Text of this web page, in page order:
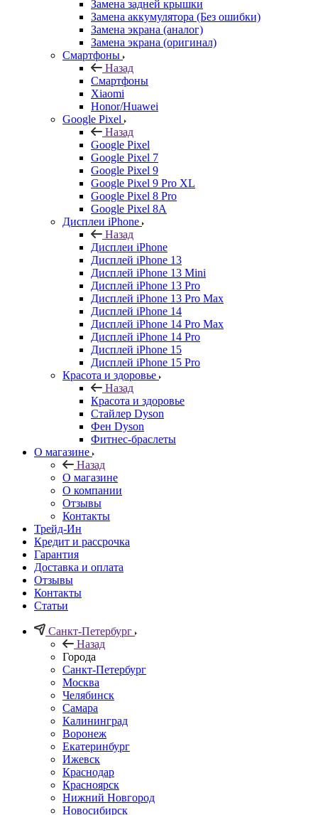
Замена задней крышки
Замена аккумулятора (Без ошибки)
Замена экрана (аналог)
Замена экрана (оригинал)
Смартфоны
Назад
Смартфоны
Xiaomi
Honor/Huawei
Google Pixel
Назад
Google Pixel
Google Pixel 7
Google Pixel 9
Google Pixel 9 Pro XL
Google Pixel 8 Pro
Google Pixel 8A
Дисплеи iPhone
Назад
Дисплеи iPhone
Дисплей iPhone 13
Дисплей iPhone 13 Mini
Дисплей iPhone 13 Pro
Дисплей iPhone 13 Pro Max
Дисплей iPhone 14
Дисплей iPhone 14 Pro Max
Дисплей iPhone 14 Pro
Дисплей iPhone 15
Дисплей iPhone 15 Pro
Красота и здоровье
Назад
Красота и здоровье
Стайлер Dyson
Фен Dyson
Фитнес-браслеты
О магазине
Назад
О магазине
О компании
Отзывы
Контакты
Трейд-Ин
Кредит и рассрочка
Гарантия
Доставка и оплата
Отзывы
Контакты
Статьи
Санкт-Петербург
Назад
Города
Санкт-Петербург
Москва
Челябинск
Самара
Калининград
Воронеж
Екатеринбург
Ижевск
Краснодар
Красноярск
Нижний Новгород
Новосибирск